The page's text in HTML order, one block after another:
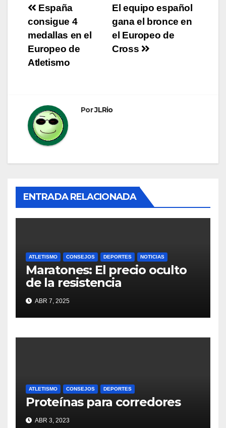
Navegación
de
entradas
El equipo español
gana el bronce en
el Europeo de
Cross
España
consigue 4
medallas en el
Europeo de
Atletismo
PorJLRio
ENTRADA RELACIONADA
ATLETISMO CONSEJOS DEPORTES NOTICIAS
Maratones: El precio oculto
de la resistencia
ABR 7, 2025
ATLETISMO CONSEJOS DEPORTES
Proteínas para corredores
ABR 3, 2023